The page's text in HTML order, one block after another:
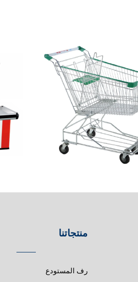
منتجاتنا
رف المستودع